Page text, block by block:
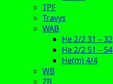
TPF
Travys
WAB
He 2/2 31 – 32
He 2/2 51 – 54
He(m) 4/4
WB
ZB